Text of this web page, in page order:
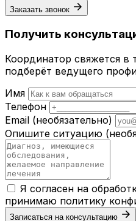
Заказать звонок
Получить
Координатор свяжется в
подберёт ведущего
Имя
Телефон
Email (необязательно)
Опишите ситуацию
Я согласен на
принимаю политику
Записаться на консультацию